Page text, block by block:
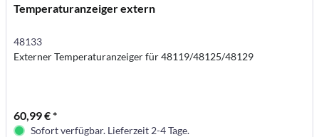
Temperaturanzeiger extern
48133
Externer Temperaturanzeiger für 48119/48125/48129
60,99 € *
Sofort verfügbar. Lieferzeit 2-4 Tage.